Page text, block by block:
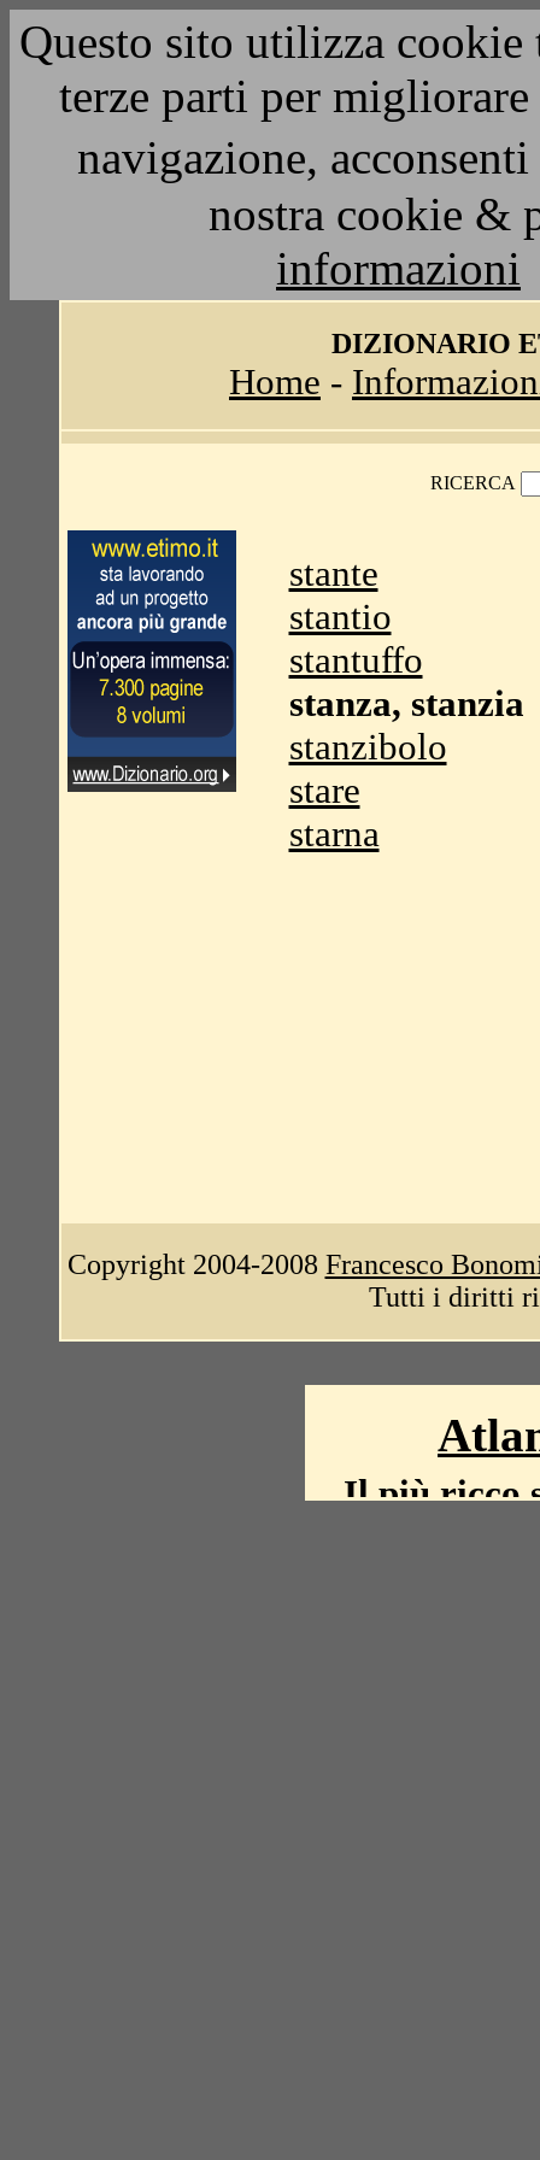
Questo sito utilizza
terze parti per
navigazione,
nostra cookie &
informazioni
DIZIONARIO
Home -
RICERCA
stante
stantio
stantuffo
stanza, stanzia
stanzibolo
stare
starna
Copyright 2004-2008 Francesco
Tutti i diritti
Il più ricco